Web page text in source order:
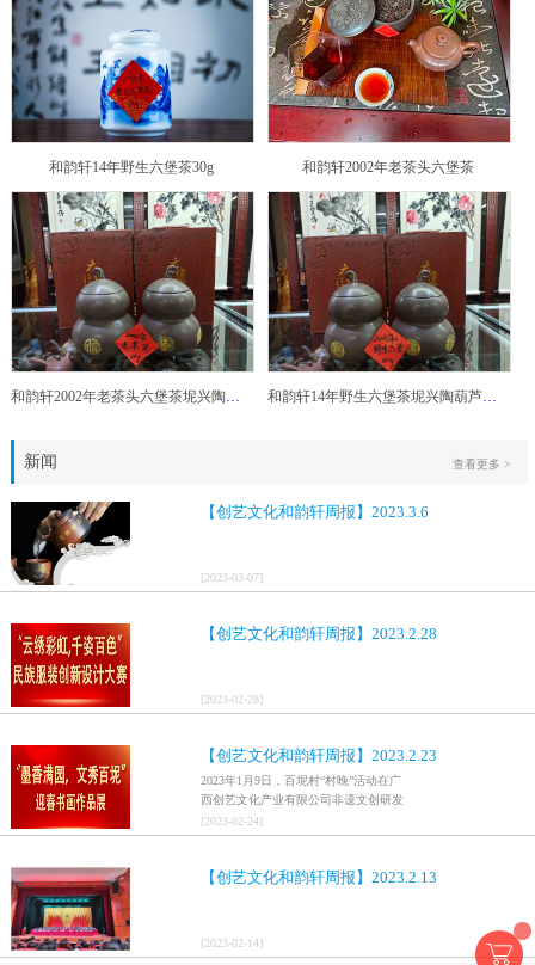
和韵轩14年野生六堡茶30g 和韵轩2002年老茶头六堡茶
和韵轩2002年老茶头六堡茶坭兴陶葫芦茶罐 和韵轩14年野生六堡茶坭兴陶葫芦茶罐
新闻
【创艺文化和韵轩周报】2023.3.6
[2023-03-07]
【创艺文化和韵轩周报】2023.2.28
[2023-02-28]
【创艺文化和韵轩周报】2023.2.23
2023年1月9日，百坭村“村晚”活动在广
西创艺文化产业有限公司非遗文创研发
基地、百色市乐业县百坭壮族织布技艺
传承创意基地正式开启，活动紧扣“启航
村特色设计舞美，突出乡村文艺新体
[2023-02-24]
【创艺文化和韵轩周报】2023.2.13
[2023-02-14]
查看更多 >